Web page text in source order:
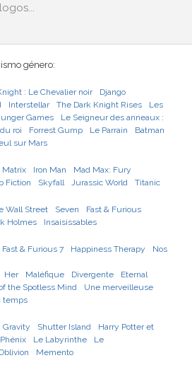
género:
: Le Chevalier noir
Django
Interstellar The Dark Knight Rises
Les
Games
Le Seigneur des anneaux :
roi
Forrest Gump Le Parrain
Batman
sur Mars
Matrix Iron Man
Mad Max: Fury
Fiction Skyfall Jurassic World Titanic
Wall Street Seven
Fast & Furious
Holmes Insaisissables
Fast & Furious 7 Happiness Therapy
Nos
Her Maléfique Divergente
Eternal
the Spotless Mind
Une merveilleuse
temps
Gravity Shutter Island
Harry Potter et
Le Labyrinthe
Le
Memento